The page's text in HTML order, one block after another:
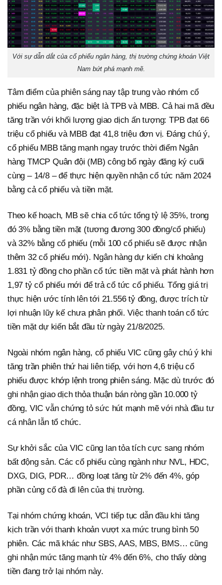
Với sự dẫn dắt của cổ phiếu ngân hàng, thị trường chứng khoán Việt
Nam bứt phá mạnh mẽ.
Tâm điểm của phiên sáng nay tập trung vào nhóm cổ
phiếu ngân hàng, đặc biệt là TPB và MBB. Cả hai mã đều
tăng trần với khối lượng giao dịch ấn tượng: TPB đạt 66
triệu cổ phiếu và MBB đạt 41,8 triệu đơn vị. Đáng chú ý,
cổ phiếu MBB tăng mạnh ngay trước thời điểm Ngân
hàng TMCP Quân đội (MB) công bố ngày đăng ký cuối
cùng – 14/8 – để thực hiện quyền nhận cổ tức năm 2024
bằng cả cổ phiếu và tiền mặt.
Theo kế hoạch, MB sẽ chia cổ tức tổng tỷ lệ 35%, trong
đó 3% bằng tiền mặt (tương đương 300 đồng/cổ phiếu)
và 32% bằng cổ phiếu (mỗi 100 cổ phiếu sẽ được nhận
thêm 32 cổ phiếu mới). Ngân hàng dự kiến chi khoảng
1.831 tỷ đồng cho phần cổ tức tiền mặt và phát hành hơn
1,97 tỷ cổ phiếu mới để trả cổ tức cổ phiếu. Tổng giá trị
thực hiện ước tính lên tới 21.556 tỷ đồng, được trích từ
lợi nhuận lũy kế chưa phân phối. Việc thanh toán cổ tức
tiền mặt dự kiến bắt đầu từ ngày 21/8/2025.
Ngoài nhóm ngân hàng, cổ phiếu VIC cũng gây chú ý khi
tăng trần phiên thứ hai liên tiếp, với hơn 4,6 triệu cổ
phiếu được khớp lệnh trong phiên sáng. Mặc dù trước đó
ghi nhận giao dịch thỏa thuận bán ròng gần 10.000 tỷ
đồng, VIC vẫn chứng tỏ sức hút mạnh mẽ với nhà đầu tư
cá nhân lẫn tổ chức.
Sự khởi sắc của VIC cũng lan tỏa tích cực sang nhóm
bất động sản. Các cổ phiếu cùng ngành như NVL, HDC,
DXG, DIG, PDR… đồng loạt tăng từ 2% đến 4%, góp
phần củng cố đà đi lên của thị trường.
Tại nhóm chứng khoán, VCI tiếp tục dẫn đầu khi tăng
kịch trần với thanh khoản vượt xa mức trung bình 50
phiên. Các mã khác như SBS, AAS, MBS, BMS… cũng
ghi nhận mức tăng mạnh từ 4% đến 6%, cho thấy dòng
tiền đang trở lại nhóm này.